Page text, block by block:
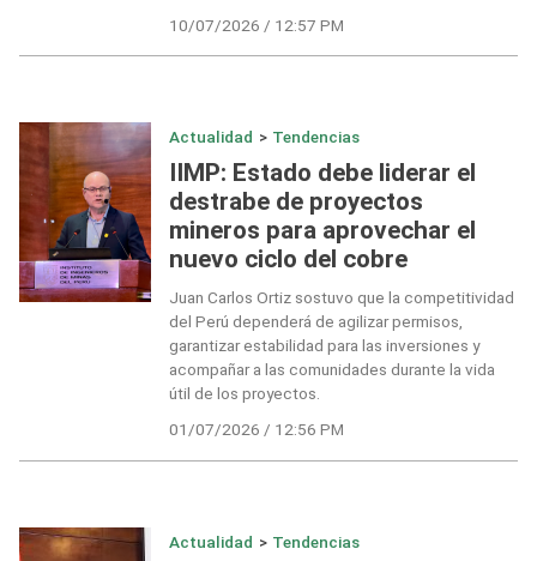
10/07/2026 / 12:57 PM
Actualidad > Tendencias
IIMP: Estado debe liderar el
destrabe de proyectos
mineros para aprovechar el
nuevo ciclo del cobre
Juan Carlos Ortiz sostuvo que la competitividad
del Perú dependerá de agilizar permisos,
garantizar estabilidad para las inversiones y
acompañar a las comunidades durante la vida
útil de los proyectos.
01/07/2026 / 12:56 PM
Actualidad > Tendencias